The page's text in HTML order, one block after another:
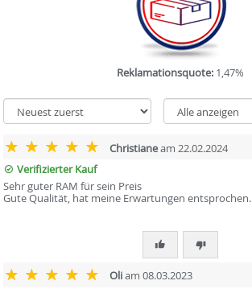
Reklamationsquote: 1,47%
Christianeam 22.02.2024
Verifizierter Kauf
Sehr guter RAM für sein Preis
Gute Qualität, hat meine Erwartungen entsprochen.
Oliam 08.03.2023